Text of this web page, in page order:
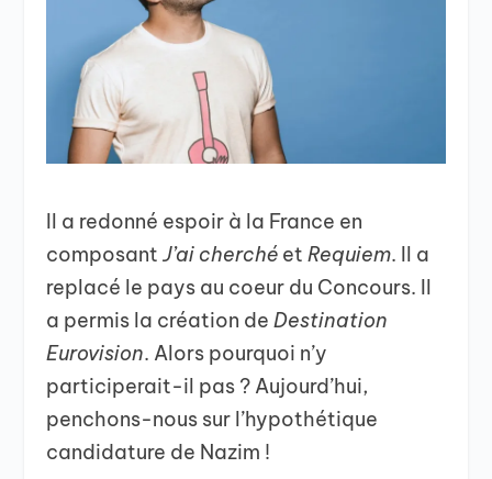
Il a redonné espoir à la France en
composantJ’ai cherché etRequiem. Il a
replacé le pays au coeur du Concours. Il
a permis la création deDestination
Eurovision. Alors pourquoi n’y
participerait-il pas ? Aujourd’hui,
penchons-nous sur l’hypothétique
candidature de Nazim !